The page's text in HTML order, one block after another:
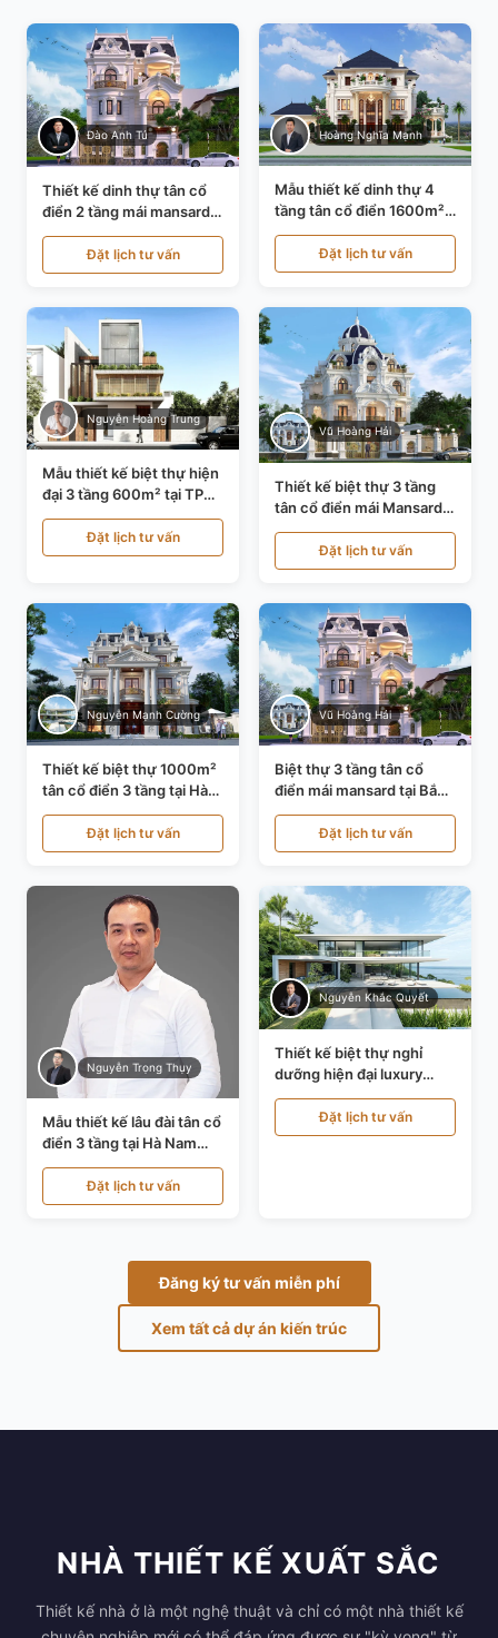
Đào Anh Tú
Thiết kế dinh thự tân cổ
điển 2 tầng mái mansard
tại Bắc Ninh KT20084
Đặt lịch tư vấn
Hoàng Nghĩa Mạnh
Mẫu thiết kế dinh thự 4
tầng tân cổ điển 1600m²
tại Thanh Hóa KT20071
Đặt lịch tư vấn
Nguyễn Hoàng Trung
Mẫu thiết kế biệt thự hiện
đại 3 tầng 600m² tại TP
Hồ Chí Minh KT24602
Đặt lịch tư vấn
Vũ Hoàng Hải
Thiết kế biệt thự 3 tầng
tân cổ điển mái Mansard
tại Thanh Hóa KT23104
Đặt lịch tư vấn
Nguyễn Mạnh Cường
Thiết kế biệt thự 1000m²
tân cổ điển 3 tầng tại Hà
Nội KT21010
Đặt lịch tư vấn
Vũ Hoàng Hải
Biệt thự 3 tầng tân cổ
điển mái mansard tại Bắc
Ninh KT21198
Đặt lịch tư vấn
Nguyễn Trọng Thụy
Mẫu thiết kế lâu đài tân cổ
điển 3 tầng tại Hà Nam
KT24821
Đặt lịch tư vấn
Nguyễn Khắc Quyết
Thiết kế biệt thự nghỉ
dưỡng hiện đại luxury
700m² tại Đà Nẵng
KT24616Đặt lịch tư vấn
Đăng ký tư vấn miễn phí
Xem tất cả dự án kiến trúc
NHÀ THIẾT KẾ XUẤT SẮC
Thiết kế nhà ở là một nghệ thuật và chỉ có một nhà thiết kế